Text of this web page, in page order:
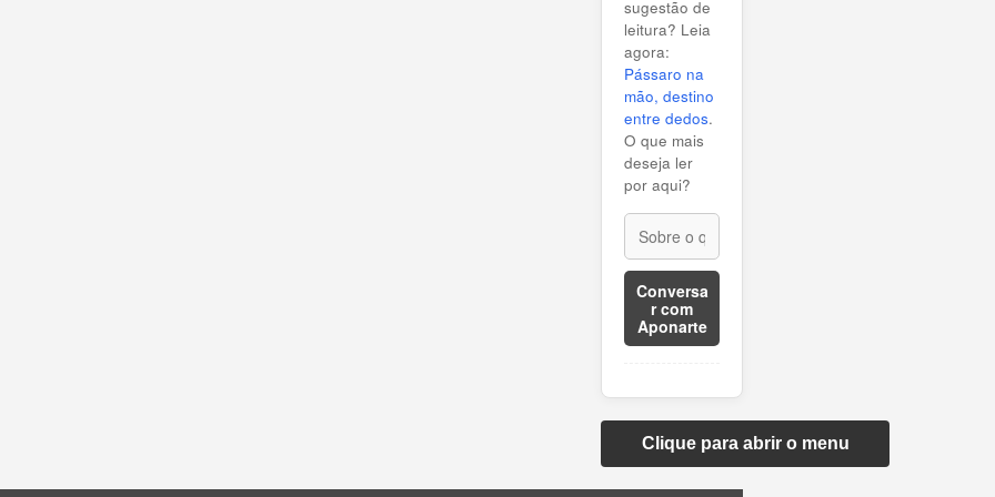
sugestão de
leitura? Leia
agora:
Pássaro na
mão, destino
entre dedos.
O que mais
deseja ler
por aqui?
Conversa
r com
Aponarte
Clique para abrir o menu